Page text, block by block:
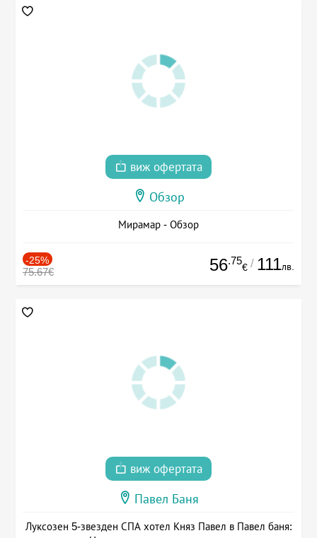
виж офертата
Обзор
Мирамар - Обзор
-25%
75.67€ 56.75
€ / 111лв.
виж офертата
Павел Баня
Луксозен 5-звезден СПА хотел Княз Павел в Павел баня: